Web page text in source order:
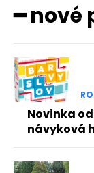
━ nové
Novinka
návyková